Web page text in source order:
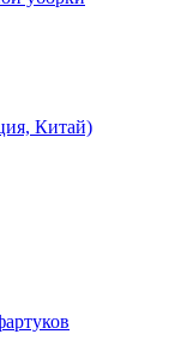
Китай)